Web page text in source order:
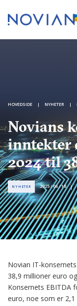
HOVEDSIDE NYHETER
Novians
inntekter
2024 til
NYHETER 2025 / 06 / 18
Novian IT-
38,9 millioner euro
Konsernets EBITDA
euro, noe som er